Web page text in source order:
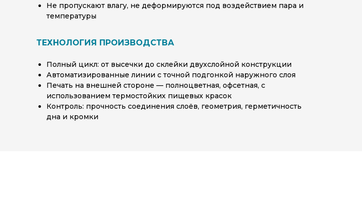
Не пропускают влагу, не деформируются под воздействием пара и
температуры
ТЕХНОЛОГИЯ ПРОИЗВОДСТВА
Полный цикл: от высечки до склейки двухслойной конструкции
Автоматизированные линии с точной подгонкой наружного слоя
Печать на внешней стороне — полноцветная, офсетная, с
использованием термостойких пищевых красок
Контроль: прочность соединения слоёв, геометрия, герметичность
дна и кромки